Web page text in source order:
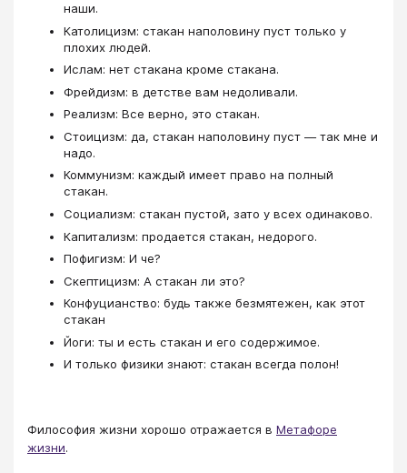
наши.
Католицизм: стакан наполовину пуст только у
плохих людей.
Ислам: нет стакана кроме стакана.
Фрейдизм: в детстве вам недоливали.
Реализм: Все верно, это стакан.
Стоицизм: да, стакан наполовину пуст — так мне и
надо.
Коммунизм: каждый имеет право на полный
стакан.
Социализм: стакан пустой, зато у всех одинаково.
Капитализм: продается стакан, недорого.
Пофигизм: И че?
Скептицизм: А стакан ли это?
Конфуцианство: будь также безмятежен, как этот
стакан
Йоги: ты и есть стакан и его содержимое.
И только физики знают: стакан всегда полон!
Философия жизни хорошо отражается в Метафоре
жизни.